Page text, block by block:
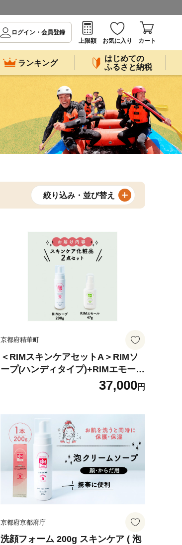
ログイン・会員登録
上限額
お気に入り カート
ランキング
はじめての
ふるさと納税
絞り込み・並び替え
京都府精華町
＜RIMスキンケアセットA＞RIMソ
ープ(ハンディタイプ)+RIMエモール
37,000円
京都府京都府庁
洗顔フォーム 200g スキンケア ( 泡